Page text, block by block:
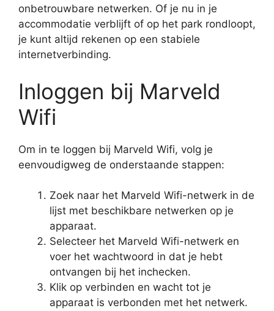
onbetrouwbare netwerken. Of je nu in je
accommodatie verblijft of op het park rondloopt,
je kunt altijd rekenen op een stabiele
internetverbinding.
Inloggen bij Marveld
Wifi
Om in te loggen bij Marveld Wifi, volg je
eenvoudigweg de onderstaande stappen:
Zoek naar het Marveld Wifi-netwerk in de
lijst met beschikbare netwerken op je
apparaat.
Selecteer het Marveld Wifi-netwerk en
voer het wachtwoord in dat je hebt
ontvangen bij het inchecken.
Klik op verbinden en wacht tot je
apparaat is verbonden met het netwerk.